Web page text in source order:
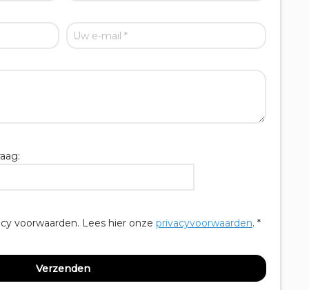
voorwaarden. Lees hier onze privacyvoorwaarden. *